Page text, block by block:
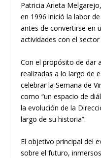
Patricia Arieta
en 1996 inició la labor
antes de convertirse en
actividades con el
Con el propósito de dar
realizadas a lo largo de
celebrar la Semana de
como “un espacio de
la evolución de la
largo de su historia”.
El objetivo principal del
sobre el futuro,